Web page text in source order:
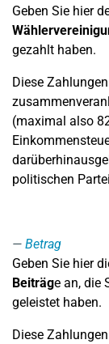
Geben Sie hier
gezahlt haben.
Diese
(maximal also
politischen
Betrag
Geben Sie hier
Beiträge an, die
geleistet haben.
Diese